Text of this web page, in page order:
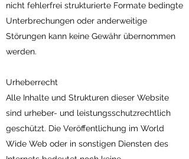
nicht fehlerfrei strukturierte Formate bedingte
Unterbrechungen oder anderweitige
Störungen kann keine Gewähr übernommen
werden.
Urheberrecht
Alle Inhalte und Strukturen dieser Website
sind urheber- und leistungsschutzrechtlich
geschützt. Die Veröffentlichung im World
Wide Web oder in sonstigen Diensten des